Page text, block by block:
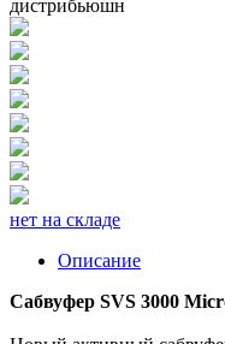
нет на складе
Описание
Сабвуфер SVS 3000